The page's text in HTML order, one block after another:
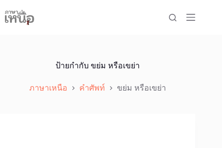
to
content
ป้ายกำกับ ขย่ม หรือเขย่า
ภาษาเหนือ คำศัพท์ ขย่ม หรือเขย่า